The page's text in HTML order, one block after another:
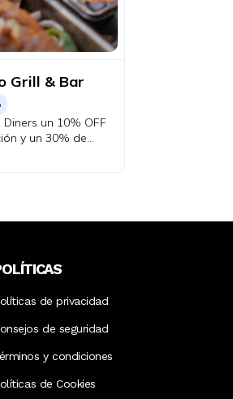
Grill & Bar
un 10% OFF
y un 30% de
alojamiento desde
de privacidad
de seguridad
y condiciones
de Cookies